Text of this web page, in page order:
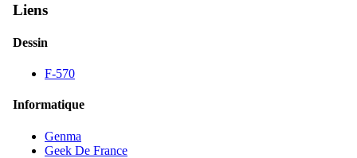
Liens
Dessin
F-570
Informatique
Genma
Geek De France